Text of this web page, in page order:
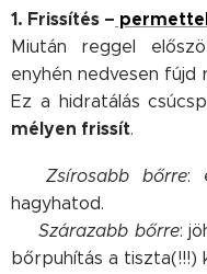
1. Frissítés –
Miután reggel
enyhén nedvesen
Ez a hidratálás
mélyen frissít.
Zsírosabb bőrre:
hagyhatod.
➡️Szárazabb bőrre:
bőrpuhítás a tiszta(!!!)